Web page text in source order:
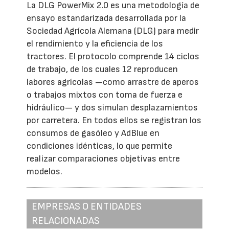
La DLG PowerMix 2.0 es una metodología de
ensayo estandarizada desarrollada por la
Sociedad Agrícola Alemana (DLG) para medir
el rendimiento y la eficiencia de los
tractores. El protocolo comprende 14 ciclos
de trabajo, de los cuales 12 reproducen
labores agrícolas —como arrastre de aperos
o trabajos mixtos con toma de fuerza e
hidráulico— y dos simulan desplazamientos
por carretera. En todos ellos se registran los
consumos de gasóleo y AdBlue en
condiciones idénticas, lo que permite
realizar comparaciones objetivas entre
modelos.
EMPRESAS O ENTIDADES
RELACIONADAS